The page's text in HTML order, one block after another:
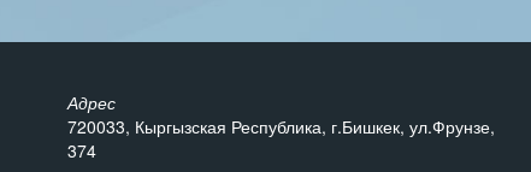
Адрес
720033, Кыргызская Республика, г.Бишкек, ул.Фрунзе,
374